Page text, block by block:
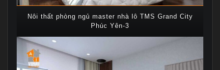
Nôi thất phòng ngủ master nhà lô TMS Grand City
Phúc Yên-3